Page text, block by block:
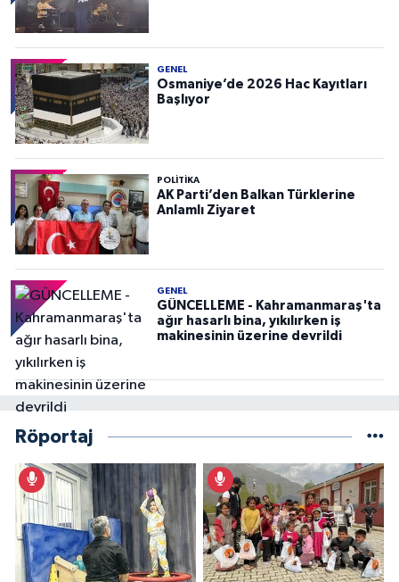
GENEL
Osmaniye’de 2026 Hac Kayıtları
Başlıyor
POLITIKA
AK Parti’den Balkan Türklerine
Anlamlı Ziyaret
GENEL
GÜNCELLEME - Kahramanmaraş'ta
ağır hasarlı bina, yıkılırken iş
makinesinin üzerine devrildi
Röportaj